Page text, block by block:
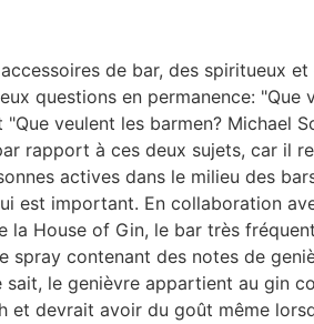
de bar, des spiritueux et
questions en permanence: "Que
veulent les barmen? Michael
rapport à ces deux sujets, car il
actives dans le milieu des
est important. En collaboration
la House of Gin, le bar très
spray contenant des notes de
sait, le genièvre appartient au gin
et devrait avoir du goût même